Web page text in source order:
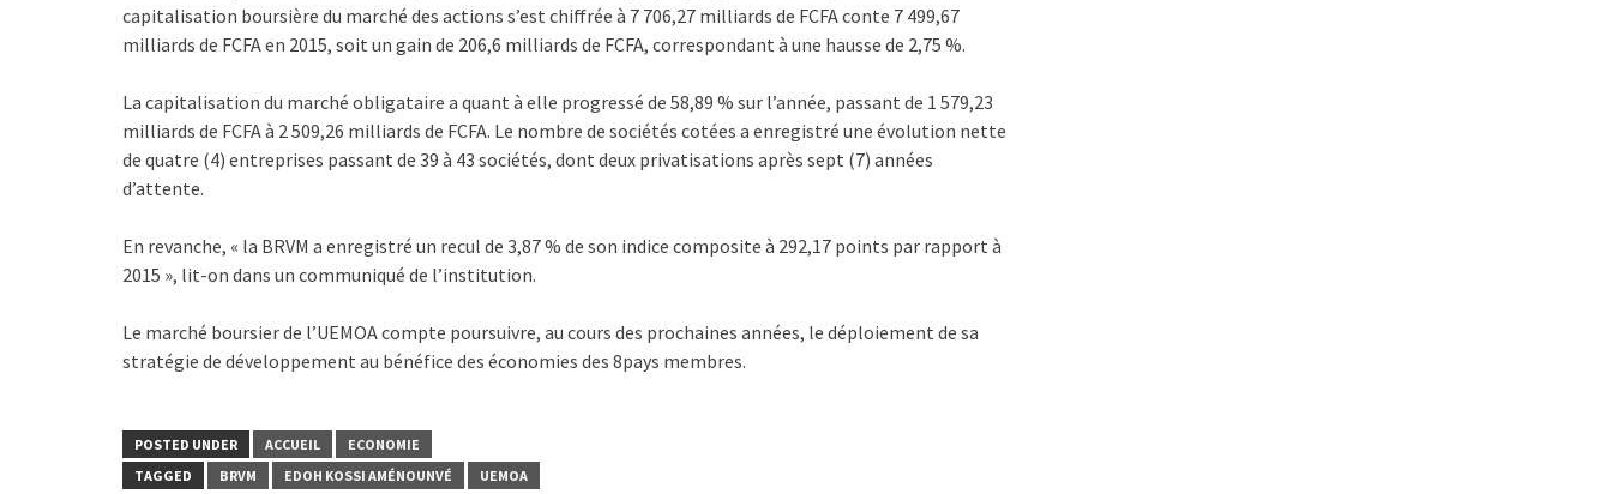
capitalisation boursière du marché des actions s’est chiffrée à 7 706,27 milliards de FCFA conte 7 499,67
milliards de FCFA en 2015, soit un gain de 206,6 milliards de FCFA, correspondant à une hausse de 2,75 %.
La capitalisation du marché obligataire a quant à elle progressé de 58,89 % sur l’année, passant de 1 579,23
milliards de FCFA à 2 509,26 milliards de FCFA. Le nombre de sociétés cotées a enregistré une évolution nette
de quatre (4) entreprises passant de 39 à 43 sociétés, dont deux privatisations après sept (7) années
d’attente.
En revanche, « la BRVM a enregistré un recul de 3,87 % de son indice composite à 292,17 points par rapport à
2015 », lit-on dans un communiqué de l’institution.
Le marché boursier de l’UEMOA compte poursuivre, au cours des prochaines années, le déploiement de sa
stratégie de développement au bénéfice des économies des 8pays membres.
POSTED UNDER ACCUEIL
ECONOMIE
TAGGED
BRVM EDOH KOSSI AMÉNOUNVÉ UEMOA